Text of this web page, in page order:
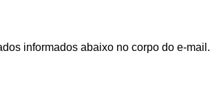
informados abaixo no corpo do e-mail.